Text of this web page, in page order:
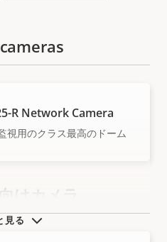
見る
R Network Camera
視用のクラス最高のドーム
けカメラ